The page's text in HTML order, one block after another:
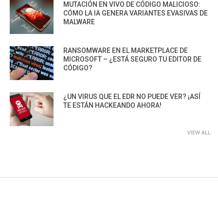
MUTACIÓN EN VIVO DE CÓDIGO MALICIOSO:
CÓMO LA IA GENERA VARIANTES EVASIVAS DE
MALWARE
RANSOMWARE EN EL MARKETPLACE DE
MICROSOFT – ¿ESTÁ SEGURO TU EDITOR DE
CÓDIGO?
¿UN VIRUS QUE EL EDR NO PUEDE VER? ¡ASÍ
TE ESTÁN HACKEANDO AHORA!
VIEW ALL